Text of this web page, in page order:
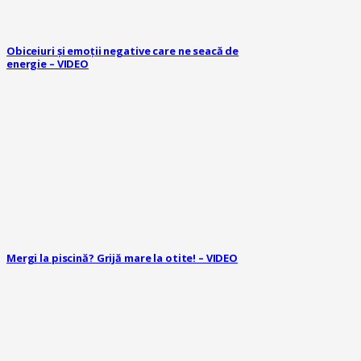
Obiceiuri și emoții negative care ne seacă de
energie – VIDEO
Mergi la piscină? Grijă mare la otite! – VIDEO